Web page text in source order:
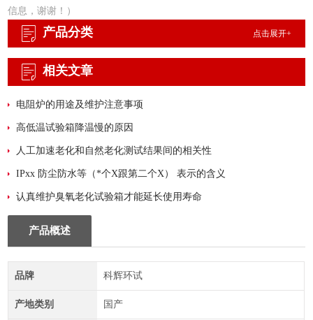
信息，谢谢！）
产品分类 点击展开+
相关文章
电阻炉的用途及维护注意事项
高低温试验箱降温慢的原因
人工加速老化和自然老化测试结果间的相关性
IPxx 防尘防水等（*个X跟第二个X） 表示的含义
认真维护臭氧老化试验箱才能延长使用寿命
产品概述
品牌 科辉环试
产地类别 国产